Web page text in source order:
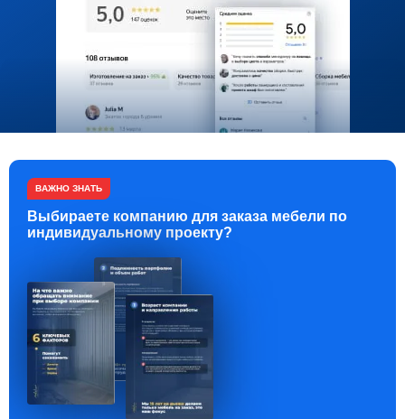
ВАЖНО ЗНАТЬ
Выбираете компанию для заказа мебели по
индивидуальному проекту?